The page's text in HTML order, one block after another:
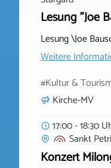
Lesung "Joe
Lesung \Joe
Weitere
#Kultur &
Kirche-MV
17:00 - 18:30
Sankt
Konzert